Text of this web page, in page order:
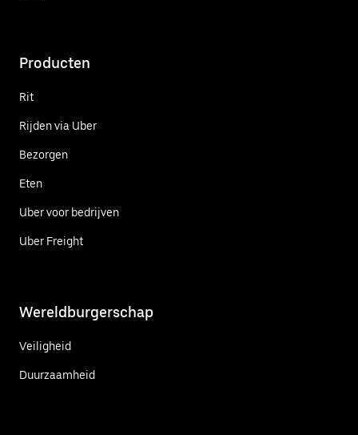
Producten
Rit
Rijden via Uber
Bezorgen
Eten
Uber voor bedrijven
Uber Freight
Wereldburgerschap
Veiligheid
Duurzaamheid